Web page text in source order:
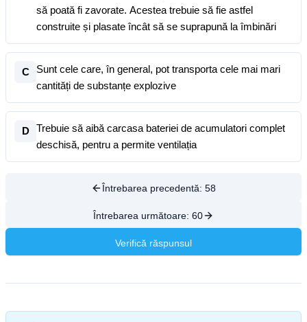
să poată fi zavorate. Acestea trebuie să fie astfel
construite și plasate încât să se suprapună la îmbinări
C
Sunt cele care, în general, pot transporta cele mai mari
cantități de substanțe explozive
D
Trebuie să aibă carcasa bateriei de acumulatori complet
deschisă, pentru a permite ventilația
Întrebarea precedentă: 58
Întrebarea următoare: 60
Verifică răspunsul